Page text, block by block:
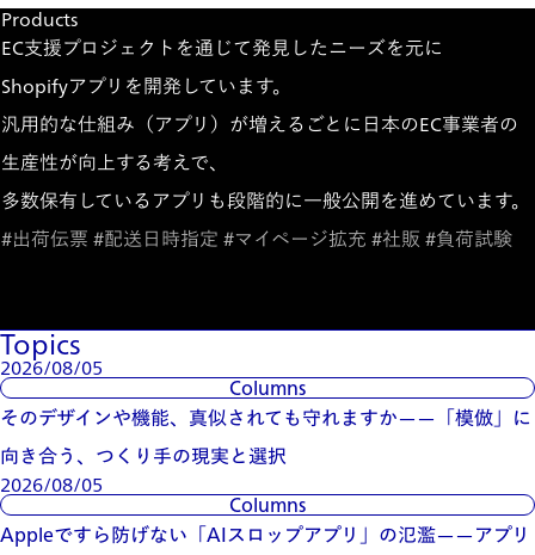
Products
EC支援プロジェクトを通じて発見したニーズを元に
Shopifyアプリを開発しています。
汎用的な仕組み（アプリ）が増えるごとに日本のEC事業者の
生産性が向上する考えで、
多数保有しているアプリも段階的に一般公開を進めています。
#出荷伝票 #配送日時指定 #マイページ拡充 #社販 #負荷試験
Topics
2026/08/05
Columns
そのデザインや機能、真似されても守れますか——「模倣」に
向き合う、つくり手の現実と選択
2026/08/05
Columns
Appleですら防げない「AIスロップアプリ」の氾濫——アプリ